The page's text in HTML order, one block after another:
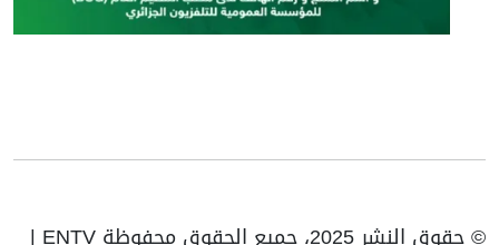
© حقوق النشر 2025، جميع الحقوق محفوظة ENTV |